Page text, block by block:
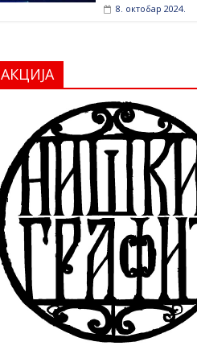
8. октобар 2024.
АКЦИЈА